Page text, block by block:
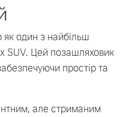
як один з найбільш
SUV. Цей позашляховик
простір та
але стриманим